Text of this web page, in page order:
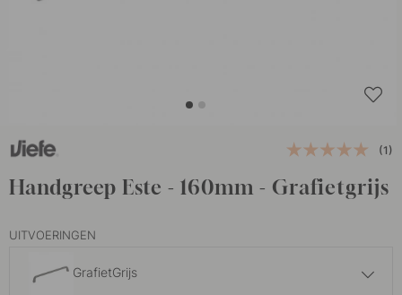
(1)
Handgreep Este - 160mm - Grafietgrijs
UITVOERINGEN
GrafietGrijs